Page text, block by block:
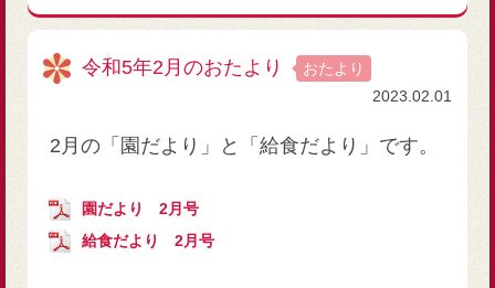
令和5年2月のおたより
おたより
2023.02.01
2月の「園だより」と「給食だより」です。
園だより 2月号
給食だより 2月号